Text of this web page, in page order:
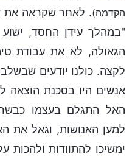
הקדמה). לאחר שקראה את
"במהלך עידן החסד,
הגאולה, לא את עבודת
לקצה. כולנו יודעים
אנשים היו בסכנת הוצאה
האל התגלם בעצמו
למען האנושות, וגאל את
ימשיכו להתוודות